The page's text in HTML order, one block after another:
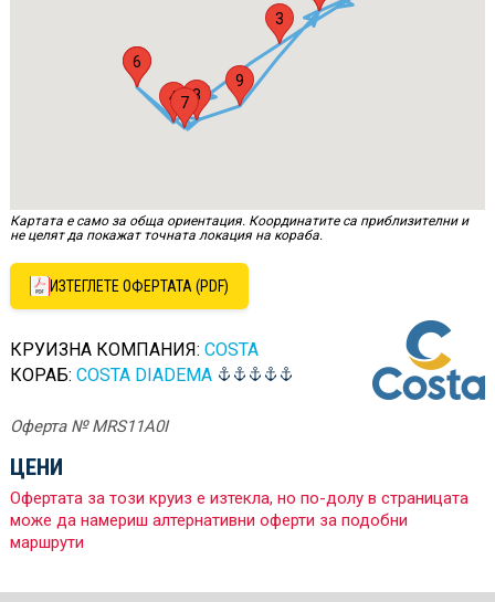
3
4
5
6
78
9
Картата е само за обща ориентация. Координатите са приблизителни и
не целят да покажат точната локация на кораба.
ИЗТЕГЛЕТЕ ОФЕРТАТА (PDF)
КРУИЗНА КОМПАНИЯ: COSTA
КОРАБ: COSTA DIADEMA
Оферта № MRS11A0I
ЦЕНИ
Офертата за този круиз е изтекла, но по-долу в страницата
може да намериш алтернативни оферти за подобни
маршрути